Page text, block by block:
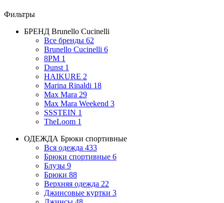
Фильтры
БРЕНД Brunello Cucinelli
Все бренды 62
Brunello Cucinelli 6
8PM 1
Dunst 1
HAIKURE 2
Marina Rinaldi 18
Max Mara 29
Max Mara Weekend 3
SSSTEIN 1
TheLoom 1
ОДЕЖДА Брюки спортивные
Вся одежда 433
Брюки спортивные 6
Блузы 9
Брюки 88
Верхняя одежда 22
Джинсовые куртки 3